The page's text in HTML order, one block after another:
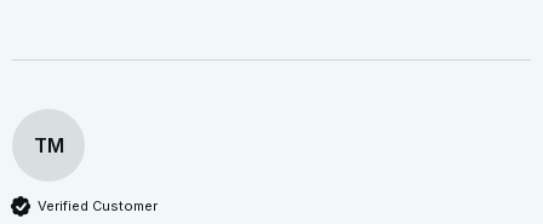
TM
Verified Customer